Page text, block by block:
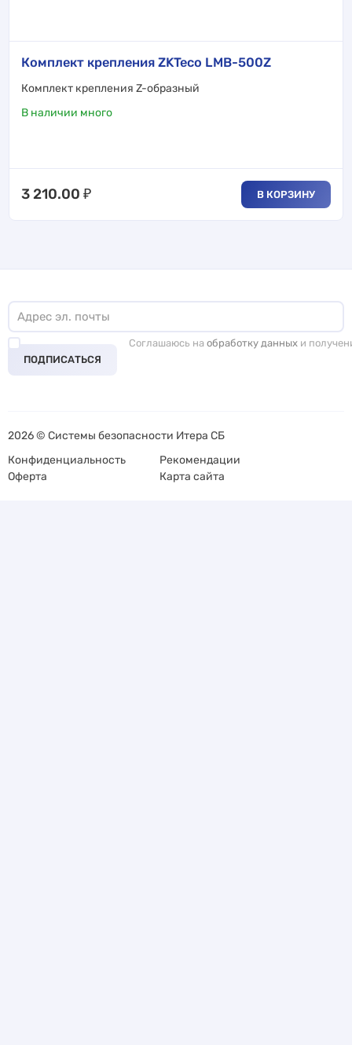
Комплект крепления ZKTeco LMB-500Z
Комплект крепления Z-образный
В наличии много
3 210.00 ₽ В КОРЗИНУ
ПОДПИСАТЬСЯ
Соглашаюсь на обработку данных и
2026 © Системы безопасности Итера СБ
Конфиденциальность
Рекомендации
Оферта
Карта сайта